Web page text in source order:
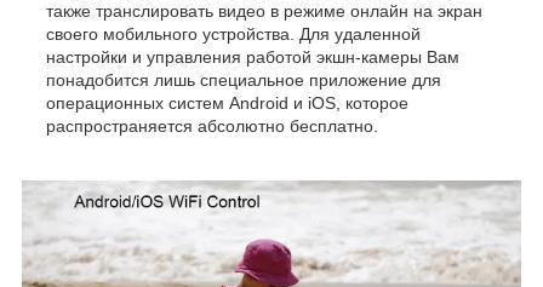
также транслировать видео в режиме онлайн на экран
своего мобильного устройства. Для удаленной
настройки и управления работой экшн-камеры Вам
понадобится лишь специальное приложение для
операционных систем Android и iOS, которое
распространяется абсолютно бесплатно.